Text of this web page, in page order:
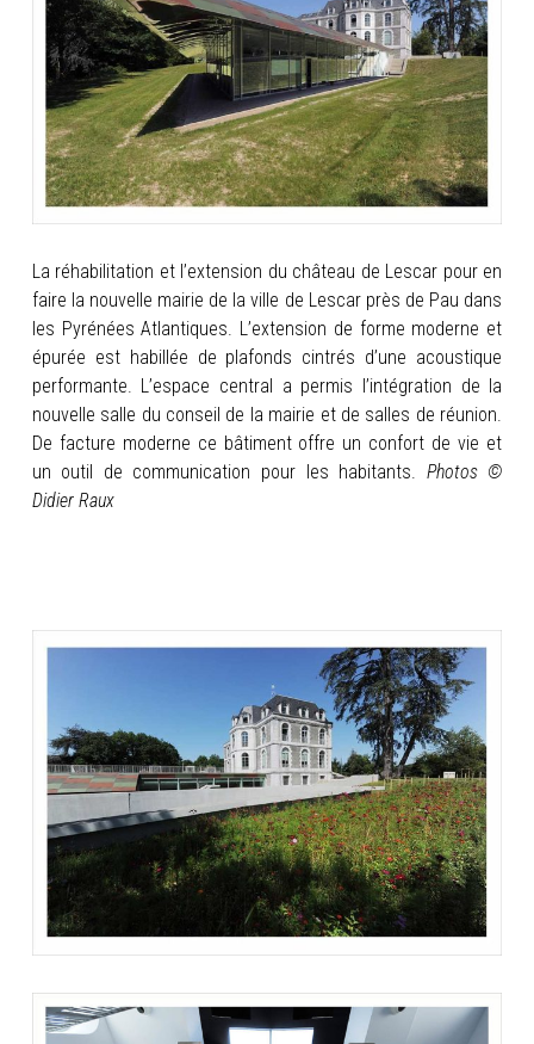
PORTFOLIO
CONTACT
La réhabilitation et l’extension du château de Lescar pour en
faire la nouvelle mairie de la ville de Lescar près de Pau dans
les Pyrénées Atlantiques. L’extension de forme moderne et
épurée est habillée de plafonds cintrés d’une acoustique
performante. L’espace central a permis l’intégration de la
nouvelle salle du conseil de la mairie et de salles de réunion.
De facture moderne ce bâtiment offre un confort de vie et
un outil de communication pour les habitants. Photos ©
Didier Raux